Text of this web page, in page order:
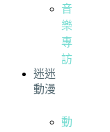
音
樂
專
訪
迷迷
動漫
動